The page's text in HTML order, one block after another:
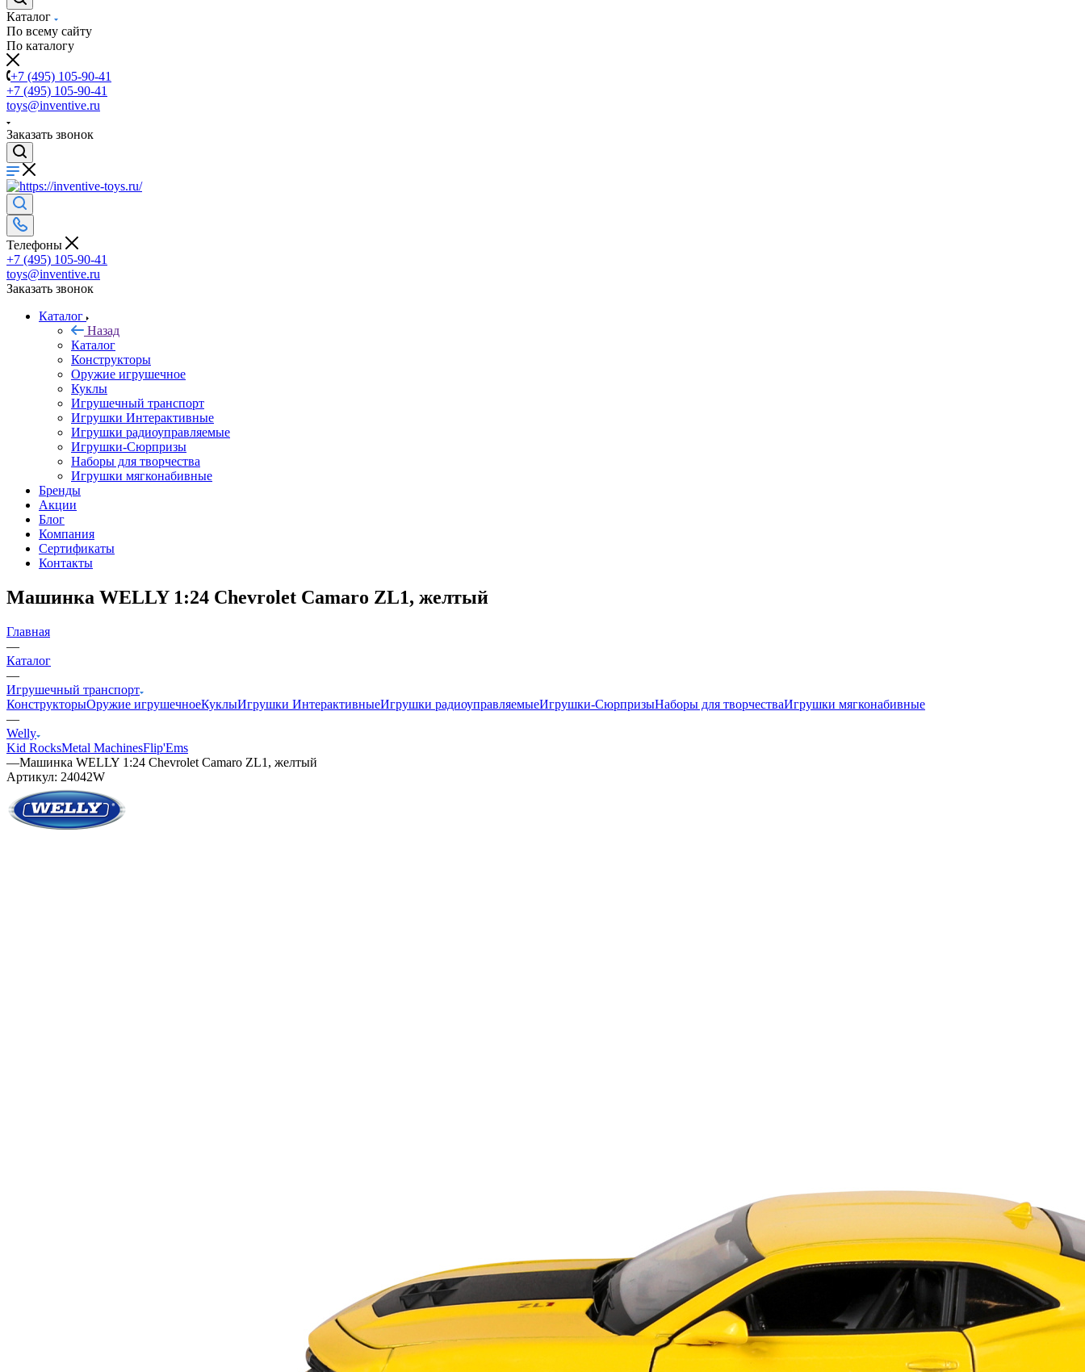
Каталог
По всему сайту
По каталогу
+7 (495) 105-90-41
+7 (495) 105-90-41
toys@inventive.ru
Заказать звонок
Телефоны
+7 (495) 105-90-41
toys@inventive.ru
Заказать звонок
Каталог
Назад
Каталог
Конструкторы
Оружие игрушечное
Куклы
Игрушечный транспорт
Игрушки Интерактивные
Игрушки радиоуправляемые
Игрушки-Сюрпризы
Наборы для творчества
Игрушки мягконабивные
Бренды
Акции
Блог
Компания
Сертификаты
Контакты
Машинка WELLY 1:24 Chevrolet Camaro ZL1, желтый
Главная
—
Каталог
—
Игрушечный транспорт
КонструкторыОружие игрушечноеКуклыИгрушки ИнтерактивныеИгрушки радиоуправляемыеИгрушки-СюрпризыНаборы для творчестваИгрушки мягконабивные
—
Welly
Kid RocksMetal MachinesFlip'Ems
—Машинка WELLY 1:24 Chevrolet Camaro ZL1, желтый
Артикул: 24042W